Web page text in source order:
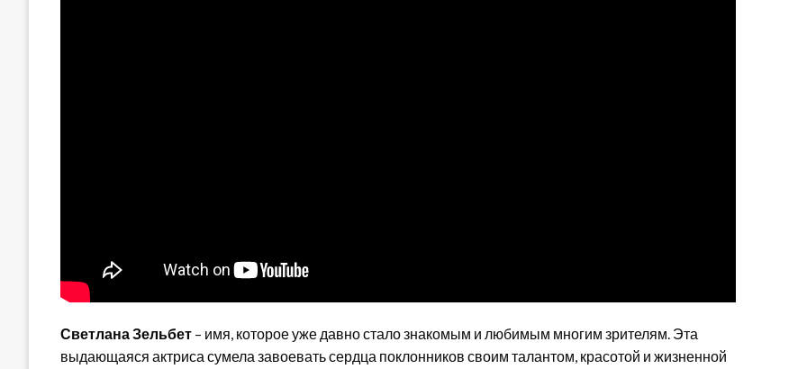
Светлана Зельбет – имя, которое уже давно стало знакомым и любимым многим зрителям. Эта
выдающаяся актриса сумела завоевать сердца поклонников своим талантом, красотой и жизненной